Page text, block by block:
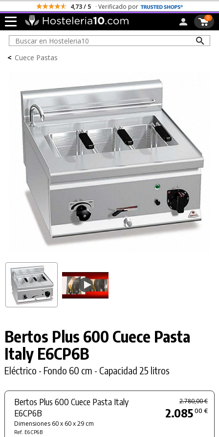
4,73 / 5 · Verificado por
0
< Cuece Pastas
Bertos Plus 600 Cuece Pasta
Italy E6CP6B
Eléctrico - Fondo 60 cm - Capacidad 25 litros
Bertos Plus 600 Cuece Pasta Italy
E6CP6B
Dimensiones 60 x 60 x 29 cm
Ref. E6CP6B
2.780,00 €
2.08500 €